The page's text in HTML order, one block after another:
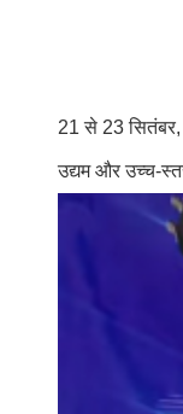
21 से 23 सितंबर,
उद्यम और उच्च-